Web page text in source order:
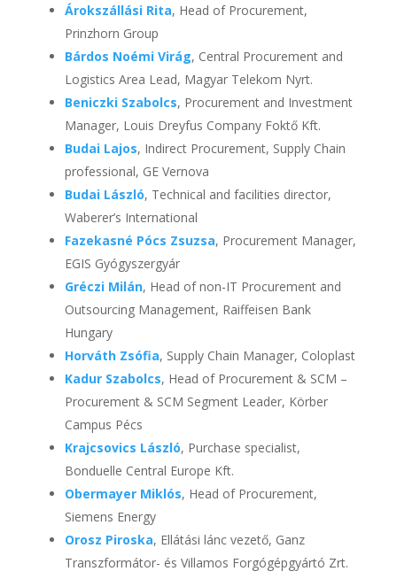
Árokszállási Rita, Head of Procurement,
Prinzhorn Group
Bárdos Noémi Virág, Central Procurement and
Logistics Area Lead, Magyar Telekom Nyrt.
Beniczki Szabolcs, Procurement and Investment
Manager, Louis Dreyfus Company Foktő Kft.
Budai Lajos, Indirect Procurement, Supply Chain
professional, GE Vernova
Budai László, Technical and facilities director,
Waberer’s International
Fazekasné Pócs Zsuzsa, Procurement Manager,
EGIS Gyógyszergyár
Gréczi Milán, Head of non-IT Procurement and
Outsourcing Management, Raiffeisen Bank
Hungary
Horváth Zsófia, Supply Chain Manager, Coloplast
Kadur Szabolcs, Head of Procurement & SCM –
Procurement & SCM Segment Leader, Körber
Campus Pécs
Krajcsovics László, Purchase specialist,
Bonduelle Central Europe Kft.
Obermayer Miklós, Head of Procurement,
Siemens Energy
Orosz Piroska, Ellátási lánc vezető, Ganz
Transzformátor- és Villamos Forgógépgyártó Zrt.